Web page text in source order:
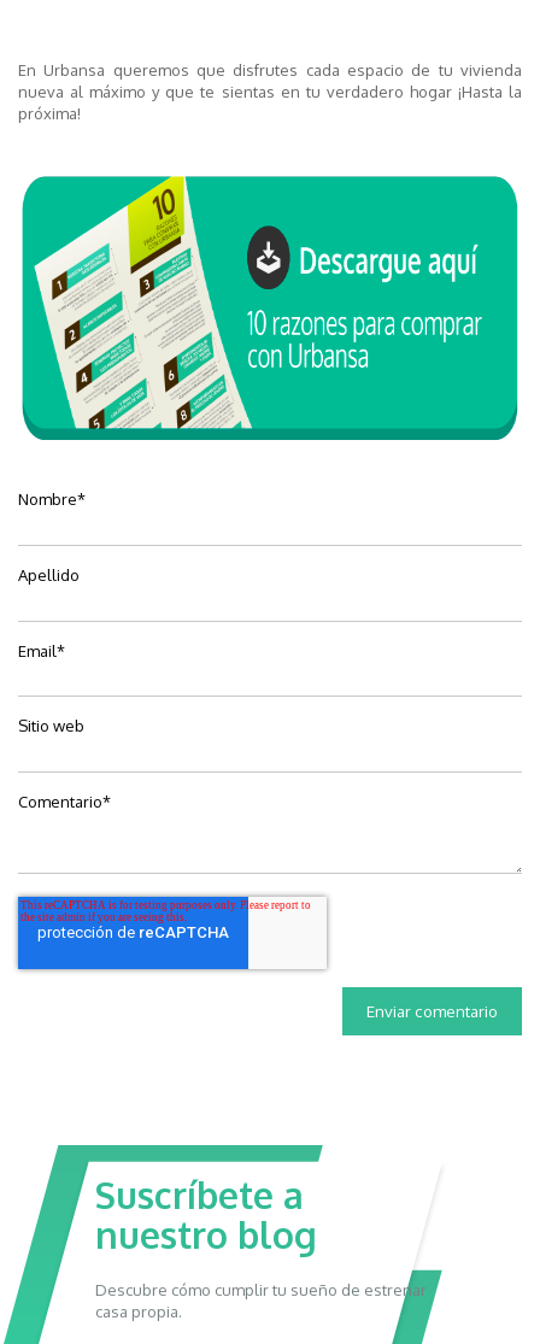
En Urbansa queremos que disfrutes cada espacio de tu vivienda
nueva al máximo y que te sientas en tu verdadero hogar ¡Hasta la
próxima!
Nombre*
Apellido
Email*
Sitio web
Comentario*
Suscríbete a
nuestro blog
Descubre cómo cumplir tu sueño de estrenar
casa propia.